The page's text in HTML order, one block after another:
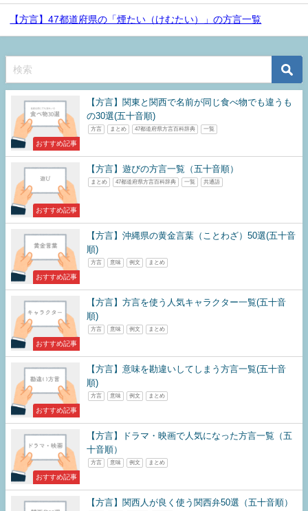
【方言】47都道府県の「煙たい（けむたい）」の方言一覧
おすすめ記事
【方言】関東と関西で名前が同じ食べ物でも違うも
の30選(五十音順)
方言 まとめ 47都道府県方言百科辞典 一覧
おすすめ記事
【方言】遊びの方言一覧（五十音順）
まとめ 47都道府県方言百科辞典 一覧 共通語
おすすめ記事
【方言】沖縄県の黄金言葉（ことわざ）50選(五十音
順)
方言 意味 例文 まとめ
おすすめ記事
【方言】方言を使う人気キャラクター一覧(五十音
順)
方言 意味 例文 まとめ
おすすめ記事
【方言】意味を勘違いしてしまう方言一覧(五十音
順)
方言 意味 例文 まとめ
おすすめ記事
【方言】ドラマ・映画で人気になった方言一覧（五
十音順）
方言 意味 例文 まとめ
【方言】関西人が良く使う関西弁50選（五十音順）